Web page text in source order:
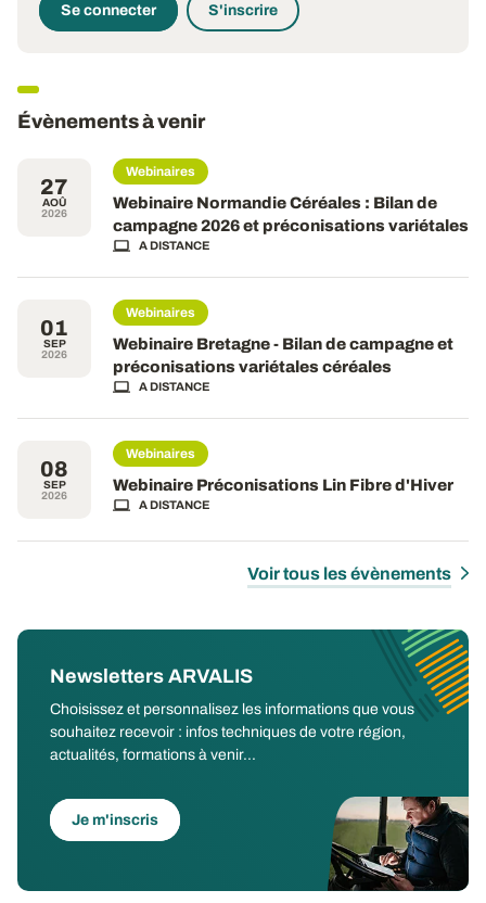
Se connecter S'inscrire
Évènements à venir
27
AOÛ
2026
Webinaires
Webinaire Normandie Céréales : Bilan de
campagne 2026 et préconisations variétales
A DISTANCE
01
SEP
2026
Webinaires
Webinaire Bretagne - Bilan de campagne et
préconisations variétales céréales
A DISTANCE
08
SEP
2026
Webinaires
Webinaire Préconisations Lin Fibre d'Hiver
A DISTANCE
Voir tous les évènements
Newsletters ARVALIS
Choisissez et personnalisez les informations que vous
souhaitez recevoir : infos techniques de votre région,
actualités, formations à venir...
Je m'inscris